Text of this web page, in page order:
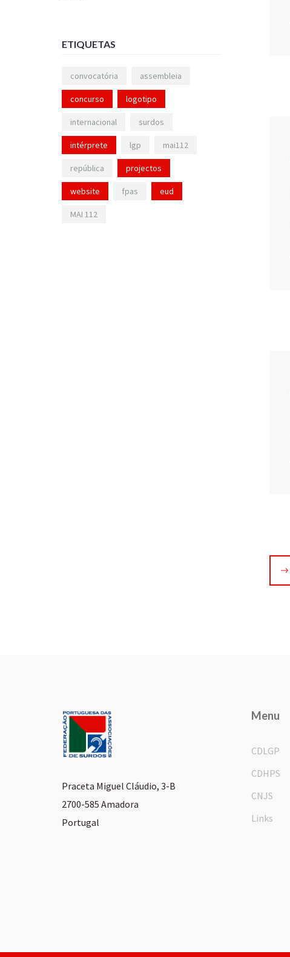
ETIQUETAS
convocatória assembleia
concurso logotipo
internacional surdos
intérprete lgp mai112
república projectos
website fpas eud
MAI 112
Praceta Miguel Cláudio, 3-B
2700-585 Amadora
Portugal
Menu
CDLGP
CDHPS
CNJS
Links